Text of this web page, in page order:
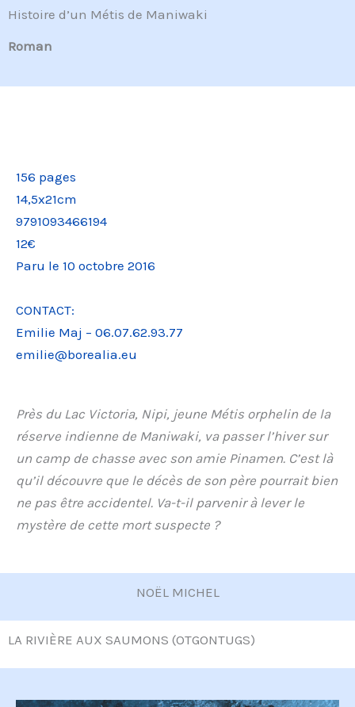
Histoire d’un Métis de Maniwaki
Roman
156 pages
14,5x21cm
9791093466194
12€
Paru le 10 octobre 2016
CONTACT:
Emilie Maj – 06.07.62.93.77
emilie@borealia.eu
Près du Lac Victoria, Nipi, jeune Métis orphelin de la
réserve indienne de Maniwaki, va passer l’hiver sur
un camp de chasse avec son amie Pinamen. C’est là
qu’il découvre que le décès de son père pourrait bien
ne pas être accidentel. Va-t-il parvenir à lever le
mystère de cette mort suspecte ?
NOËL MICHEL
LA RIVIÈRE AUX SAUMONS (OTGONTUGS)